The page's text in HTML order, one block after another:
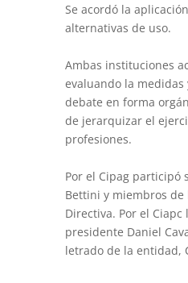
Se acordó la
alternativas de uso.
Ambas instituciones
evaluando la
debate en forma
de jerarquizar el
profesiones.
Por el Cipag participó
Bettini y miembros de
Directiva. Por el
presidente Daniel
letrado de la entidad,